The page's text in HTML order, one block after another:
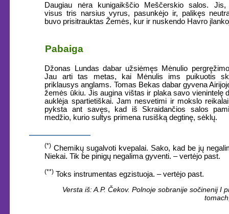
Daugiau nėra kunigaikščio Meščerskio salos. Jis,
visus tris narsius vyrus, pasunkėjo ir, palikęs
buvo prisitrauktas Žemės, kur ir nuskendo Havro
Pabaiga
Džonas Lundas dabar užsiėmęs Mėnulio
Jau arti tas metas, kai Mėnulis ims puikuotis
priklausys anglams. Tomas Bekas dabar gyvena
žemės ūkiu. Jis augina vištas ir plaka savo vienintelę
auklėja spartietiškai. Jam nesvetimi ir mokslo
pyksta ant savęs, kad iš Skraidančios salos
medžio, kurio sultys primena rusišką degtinę, sėklų.
(*) Chemikų sugalvoti kvepalai. Sako, kad be jų
Niekai. Tik be pinigų negalima gyventi. – vertėjo past.
(**) Toks instrumentas egzistuoja. – vertėjo past.
Versta iš: A.P. Čekov. Polnoje sobranije sočinenij I